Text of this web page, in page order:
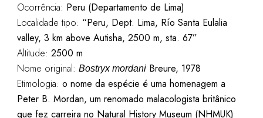
Ocorrência: Peru (Departamento de Lima)
Localidade tipo: “Peru, Dept. Lima, Río Santa Eulalia
valley, 3 km above Autisha, 2500 m, sta. 67”
Altitude: 2500 m
Nome original: Bostryx mordaniBreure, 1978
Etimologia: o nome da espécie é uma homenagem a
Peter B. Mordan, um renomado malacologista britânico
que fez carreira no Natural History Museum (NHMUK)